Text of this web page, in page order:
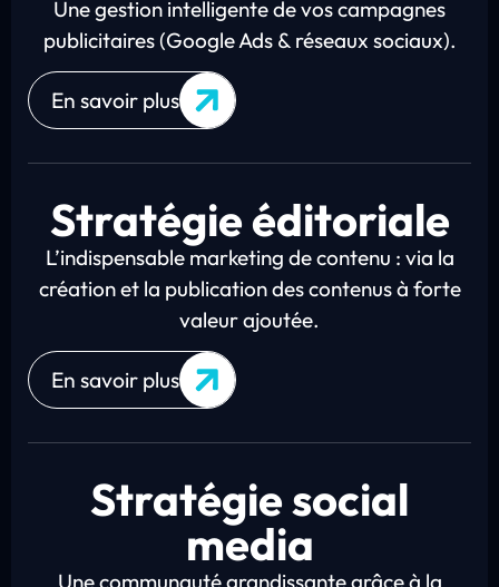
Une gestion intelligente de vos campagnes
publicitaires (Google Ads & réseaux sociaux).
En savoir plus
Stratégie éditoriale
L’indispensable marketing de contenu : via la
création et la publication des contenus à forte
valeur ajoutée.
En savoir plus
Stratégie social
media